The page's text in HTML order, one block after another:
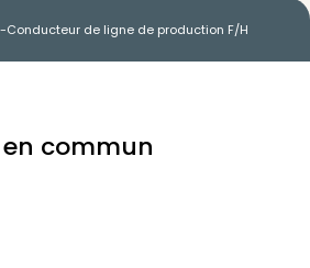
-Conducteur de ligne de production F/H
en commun